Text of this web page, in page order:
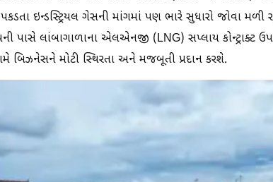
ઇન્ડસ્ટ્રિયલ ગેસની માંગમાં પણ ભારે સુધારો જોવા મળી
પાસે લાંબાગાળાના એલએનજી (LNG) સપ્લાય કોન્ટ્રાક્ટ
બિઝનેસને મોટી સ્થિરતા અને મજબૂતી પ્રદાન કરશે.